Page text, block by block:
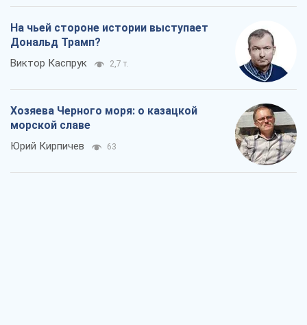
На чьей стороне истории выступает
Дональд Трамп?
Виктор Каспрук 2,7 т.
Хозяева Черного моря: о казацкой
морской славе
Юрий Кирпичев 63